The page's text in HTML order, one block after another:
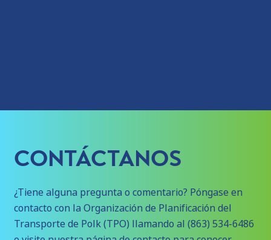
CONTÁCTANOS
¿Tiene alguna pregunta o comentario? Póngase en
contacto con la Organización de Planificación del
Transporte de Polk (TPO) llamando al (863) 534-6486